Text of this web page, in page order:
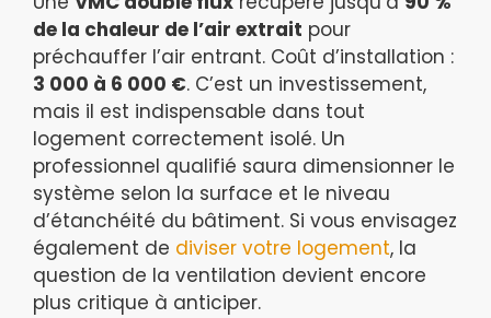
de la chaleur de l’air extrait pour
préchauffer l’air entrant. Coût d’installation :
3 000 à 6 000 €. C’est un investissement,
mais il est indispensable dans tout
logement correctement isolé. Un
professionnel qualifié saura dimensionner le
système selon la surface et le niveau
d’étanchéité du bâtiment. Si vous envisagez
également de diviser votre logement, la
question de la ventilation devient encore
plus critique à anticiper.